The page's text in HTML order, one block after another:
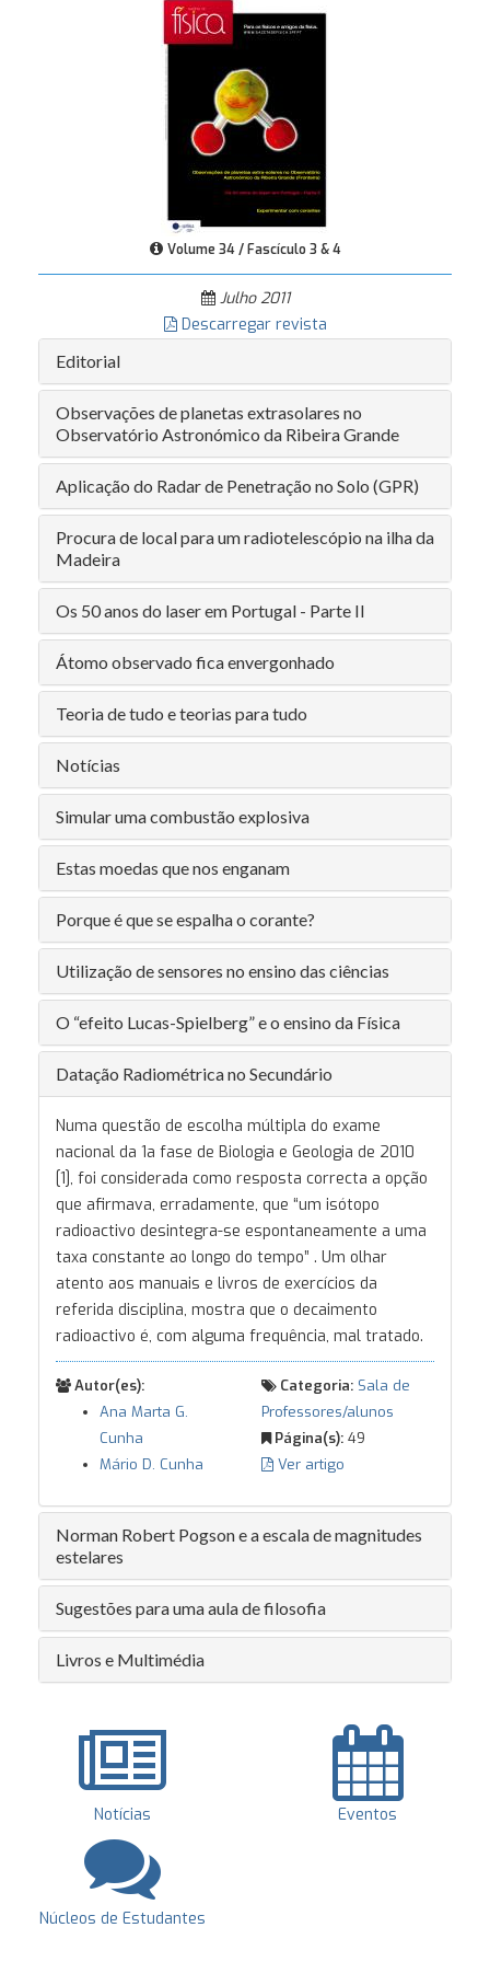
Volume 34 / Fascículo 3 & 4
Julho 2011
Descarregar revista
Editorial
Observações de planetas extrasolares no
Observatório Astronómico da Ribeira Grande
Aplicação do Radar de Penetração no Solo (GPR)
Procura de local para um radiotelescópio na ilha da
Madeira
Os 50 anos do laser em Portugal - Parte II
Átomo observado fica envergonhado
Teoria de tudo e teorias para tudo
Notícias
Simular uma combustão explosiva
Estas moedas que nos enganam
Porque é que se espalha o corante?
Utilização de sensores no ensino das ciências
O “efeito Lucas-Spielberg” e o ensino da Física
Datação Radiométrica no Secundário
Numa questão de escolha múltipla do exame
nacional da 1a fase de Biologia e Geologia de 2010
[1], foi considerada como resposta correcta a opção
que afirmava, erradamente, que “um isótopo
radioactivo desintegra-se espontaneamente a uma
taxa constante ao longo do tempo” . Um olhar
atento aos manuais e livros de exercícios da
referida disciplina, mostra que o decaimento
radioactivo é, com alguma frequência, mal tratado.
Autor(es):
Ana Marta G.
Cunha
Mário D. Cunha
Categoria: Sala de
Professores/alunos
Página(s): 49
Ver artigo
Norman Robert Pogson e a escala de magnitudes
estelares
Sugestões para uma aula de filosofia
Livros e Multimédia
Notícias Eventos
Núcleos de Estudantes